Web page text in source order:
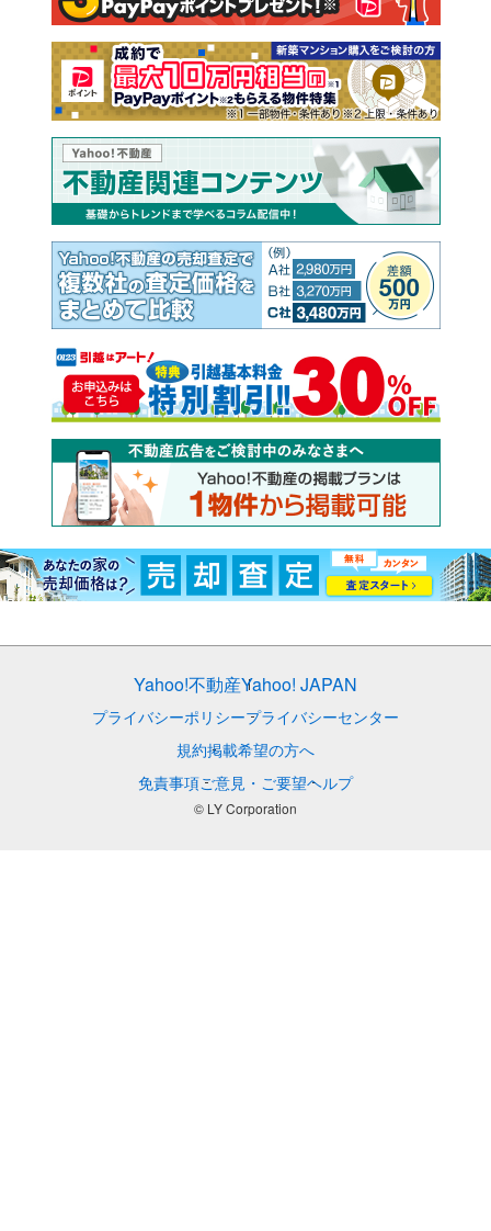
売却査定
Yahoo!不動産Yahoo! JAPAN
プライバシーポリシープライバシーセンター
規約掲載希望の方へ
免責事項ご意見・ご要望ヘルプ
© LY Corporation